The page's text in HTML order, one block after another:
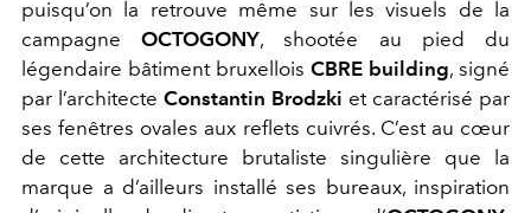
puisqu’on la retrouve même sur les visuels de la
campagneOCTOGONY, shootée au pied du
légendaire bâtiment bruxellois CBRE building, signé
par l’architecte Constantin Brodzki et caractérisé par
ses fenêtres ovales aux reflets cuivrés. C’est au cœur
de cette architecture brutaliste singulière que la
marque a d’ailleurs installé ses bureaux, inspiration